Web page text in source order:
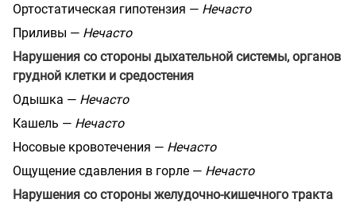
Ортостатическая гипотензия — Нечасто
Приливы — Нечасто
Нарушения со стороны дыхательной системы, органов
грудной клетки и средостения
Одышка — Нечасто
Кашель — Нечасто
Носовые кровотечения — Нечасто
Ощущение сдавления в горле — Нечасто
Нарушения со стороны желудочно-кишечного тракта